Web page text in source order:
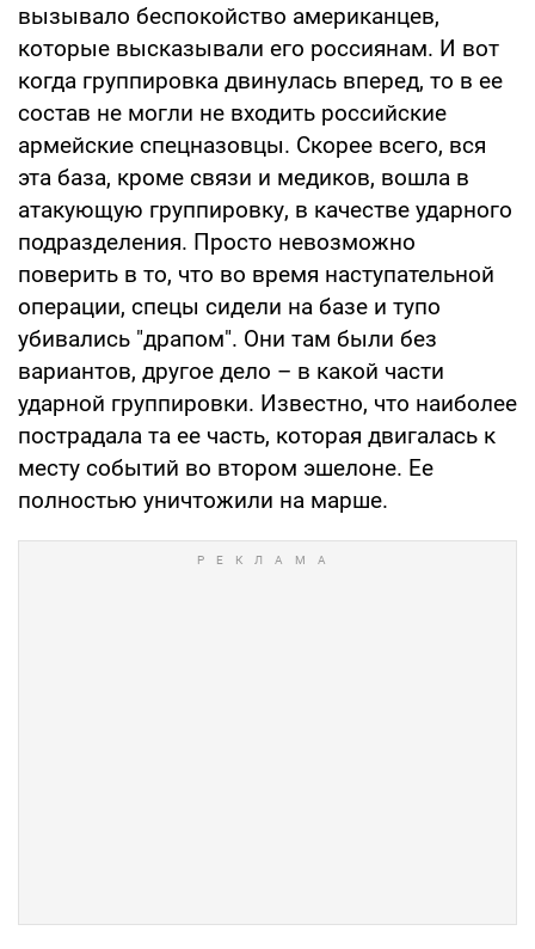
вызывало беспокойство американцев,
которые высказывали его россиянам. И вот
когда группировка двинулась вперед, то в ее
состав не могли не входить российские
армейские спецназовцы. Скорее всего, вся
эта база, кроме связи и медиков, вошла в
атакующую группировку, в качестве ударного
подразделения. Просто невозможно
поверить в то, что во время наступательной
операции, спецы сидели на базе и тупо
убивались "драпом". Они там были без
вариантов, другое дело – в какой части
ударной группировки. Известно, что наиболее
пострадала та ее часть, которая двигалась к
месту событий во втором эшелоне. Ее
полностью уничтожили на марше.